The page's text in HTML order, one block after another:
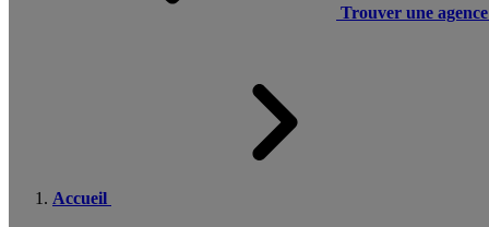
Trouver une agence
Accueil